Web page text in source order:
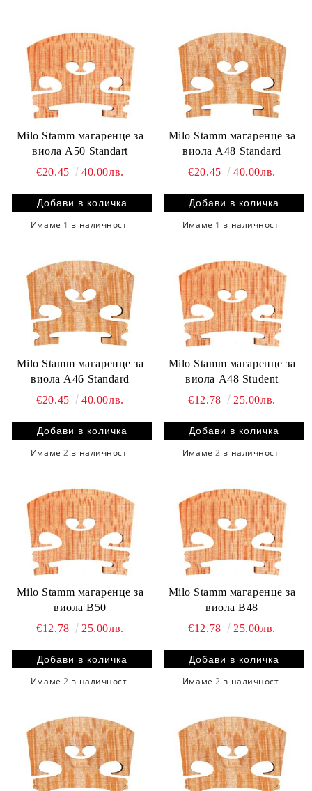
Milo Stamm магаренце за
виола A50 Standart
€20.45
40.00лв.
Имаме 1 в наличност
Milo Stamm магаренце за
виола A48 Standard
€20.45
40.00лв.
Имаме 1 в наличност
Milo Stamm магаренце за
виола A46 Standard
€20.45
40.00лв.
Имаме2 в наличност
Milo Stamm магаренце за
виола А48 Student
€12.78
25.00лв.
Имаме2 в наличност
Milo Stamm магаренце за
виола B50
€12.78
25.00лв.
Имаме2 в наличност
Milo Stamm магаренце за
виола B48
€12.78
25.00лв.
Имаме2 в наличност